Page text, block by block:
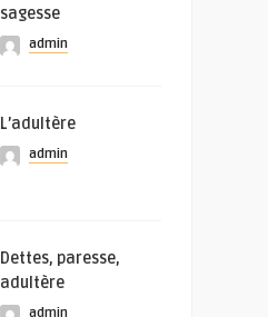
sagesse
admin
L’adultère
admin
Dettes, paresse,
adultère
admin